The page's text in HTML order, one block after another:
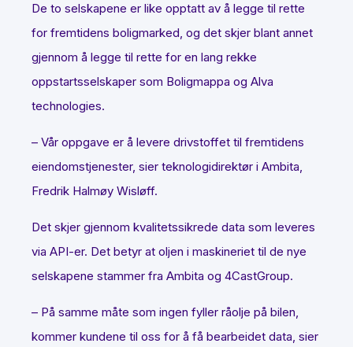
De to selskapene er like opptatt av å legge til rette
for fremtidens boligmarked, og det skjer blant annet
gjennom å legge til rette for en lang rekke
oppstartsselskaper som Boligmappa og Alva
technologies.
– Vår oppgave er å levere drivstoffet til fremtidens
eiendomstjenester, sier teknologidirektør i Ambita,
Fredrik Halmøy Wisløff.
Det skjer gjennom kvalitetssikrede data som leveres
via API-er. Det betyr at oljen i maskineriet til de nye
selskapene stammer fra Ambita og 4CastGroup.
– På samme måte som ingen fyller råolje på bilen,
kommer kundene til oss for å få bearbeidet data, sier